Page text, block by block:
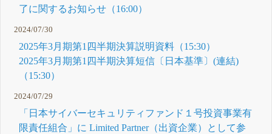
了に関するお知らせ（16:00）
2024/07/30
2025年3月期第1四半期決算説明資料（15:30）
2025年3月期第1四半期決算短信〔日本基準〕(連結)
（15:30）
2024/07/29
「日本サイバーセキュリティファンド１号投資事業有
限責任組合」に Limited Partner（出資企業）として参